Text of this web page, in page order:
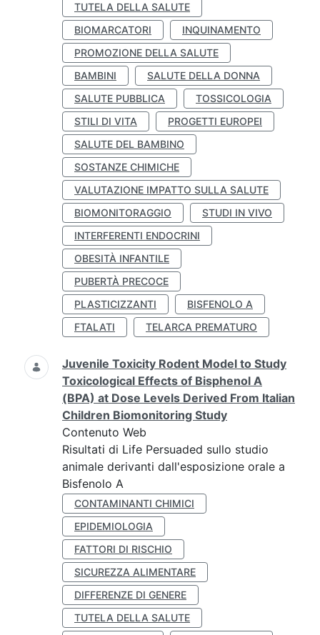
TUTELA DELLA SALUTE
BIOMARCATORI
INQUINAMENTO
PROMOZIONE DELLA SALUTE
BAMBINI
SALUTE DELLA DONNA
SALUTE PUBBLICA
TOSSICOLOGIA
STILI DI VITA
PROGETTI EUROPEI
SALUTE DEL BAMBINO
SOSTANZE CHIMICHE
VALUTAZIONE IMPATTO SULLA SALUTE
BIOMONITORAGGIO
STUDI IN VIVO
INTERFERENTI ENDOCRINI
OBESITÀ INFANTILE
PUBERTÀ PRECOCE
PLASTICIZZANTI
BISFENOLO A
FTALATI
TELARCA PREMATURO
Juvenile Toxicity Rodent Model to Study
Toxicological Effects of Bisphenol A
(BPA) at Dose Levels Derived From Italian
Children Biomonitoring Study
Contenuto Web
Risultati di Life Persuaded sullo studio
animale derivanti dall'esposizione orale a
Bisfenolo A
CONTAMINANTI CHIMICI
EPIDEMIOLOGIA
FATTORI DI RISCHIO
SICUREZZA ALIMENTARE
DIFFERENZE DI GENERE
TUTELA DELLA SALUTE